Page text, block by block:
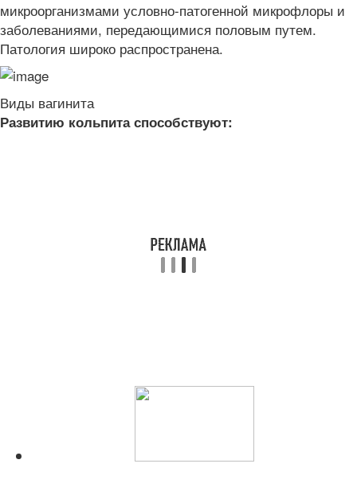
микроорганизмами условно-патогенной микрофлоры и
заболеваниями, передающимися половым путем.
Патология широко распространена.
Виды вагинита
Развитию кольпита способствуют: